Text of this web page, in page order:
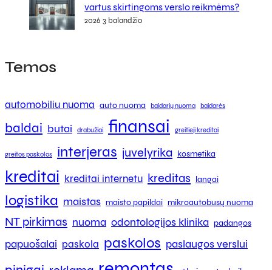
vartus skirtingoms verslo reikmėms?
2026 3 balandžio
Temos
automobiliu nuoma auto nuoma baidarių nuoma baidarės
baldai butai drabužiai finansai greitieji kreditai
greitos paskolos interjeras juvelyrika kosmetika
kreditai kreditai internetu kreditas langai
logistika maistas maisto papildai mikroautobusų nuoma
NT pirkimas nuoma odontologijos klinika padangos
papuošalai paskola paskolos paslaugos verslui